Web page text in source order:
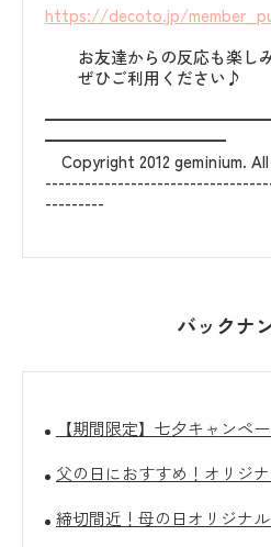
https://decoto.jp/
お友達からの反応も楽しみ
ぜひご利用ください♪
━━━━━━━━━━━
Copyright 2012 geminium.
---------
バックナ
【期間限定】七夕キャンペ
父の日におすすめ！オリジ
締切間近！母の日オリジナ